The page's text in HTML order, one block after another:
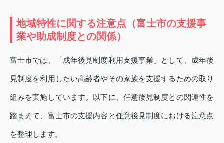
地域特性に関する注意点（富士市の支援事
業や助成制度との関係）
富士市では、「成年後見制度利用支援事業」として、成年後
見制度を利用したい高齢者やその家族を支援するための取り
組みを実施しています。以下に、任意後見制度との関連性を
踏まえて、富士市の支援内容と任意後見制度における注意点
を整理します。